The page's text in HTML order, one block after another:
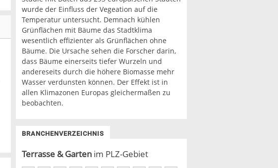
wurde der Einfluss der Vegeation auf die
Temperatur untersucht. Demnach kühlen
Grünflächen mit Bäume das Stadtklima
wesentlich effizienter als Grünflächen ohne
Bäume. Die Ursache sehen die Forscher darin,
dass Bäume einerseits tiefer Wurzeln und
andereseits durch die höhere Biomasse mehr
Wasser verdunsten können. Der Effekt ist in
allen Klimazonen Europas gleichermaßen zu
beobachten.
BRANCHENVERZEICHNIS
Terrasse & Garten im PLZ-Gebiet